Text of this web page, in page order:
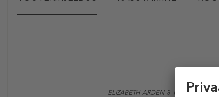
ELIZABETH ARDEN 8 Hour Lip